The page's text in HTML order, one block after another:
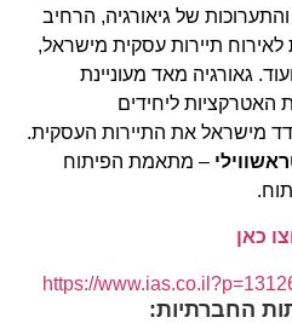
של גיאורגיה, הרחיב
תיירות עסקית מישראל,
גאורגיה מאד מעוניינת
ליחידים
את התיירות העסקית.
– מתאמת הפיתוח
https://
החברתיות: